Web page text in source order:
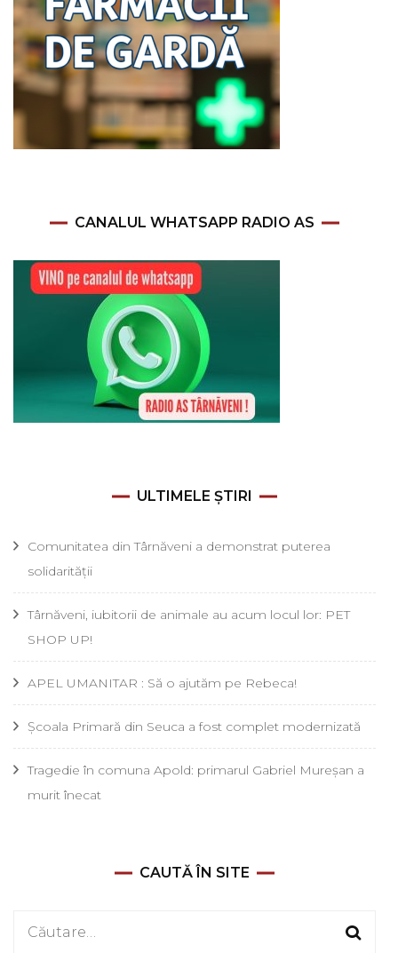
CANALUL WHATSAPP RADIO AS
ULTIMELE ȘTIRI
Comunitatea din Târnăveni a demonstrat puterea
solidarității
Târnăveni, iubitorii de animale au acum locul lor: PET
SHOP UP!
APEL UMANITAR : Să o ajutăm pe Rebeca!
Școala Primară din Seuca a fost complet modernizată
Tragedie în comuna Apold: primarul Gabriel Mureșan a
murit înecat
CAUTĂ ÎN SITE
Caută